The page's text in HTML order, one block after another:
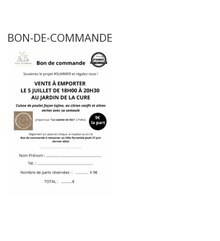
BON-DE-COMMANDE